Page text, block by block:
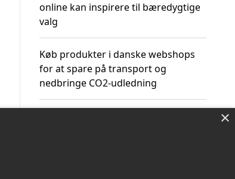
online kan inspirere til bæredygtige
valg
Køb produkter i danske webshops
for at spare på transport og
nedbringe CO2-udledning
×